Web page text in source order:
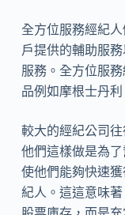
全方位服務經紀
戶提供的輔助服
服務。全方位服
品例如摩根士丹
較大的經紀公司
他們這樣做是為
使他們能夠快速
紀人。這這意味